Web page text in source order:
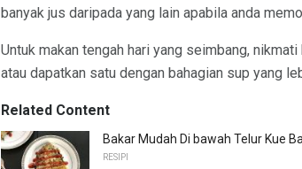
banyak jus daripada yang lain apabila anda
Untuk makan tengah hari yang seimbang,
atau dapatkan satu dengan bahagian sup yang
Related Content
Bakar Mudah Di bawah Telur Kue
RESIPI